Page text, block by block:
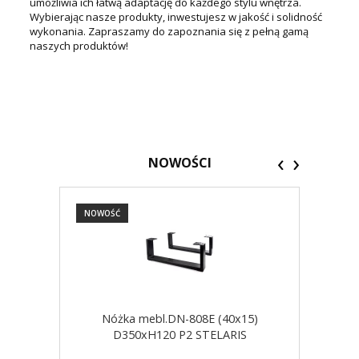
Wybierając nasze produkty, inwestujesz w jakość i solidność
wykonania. Zapraszamy do zapoznania się z pełną gamą
naszych produktów!
NOWOŚCI
Nóżka mebl.DN-808E (40x15)
D350xH120 P2 STELARIS
NOWOŚĆ
‹ ›